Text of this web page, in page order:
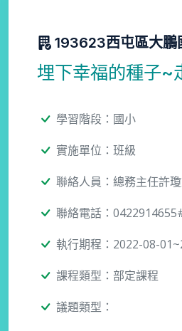
193623西屯區大鵬
埋下幸福的種子~
學習階段：國小
實施單位：班級
聯絡人員：總務主任許
聯絡電話：
執行期程：2022-08-
課程類型：部定課程
議題類型：